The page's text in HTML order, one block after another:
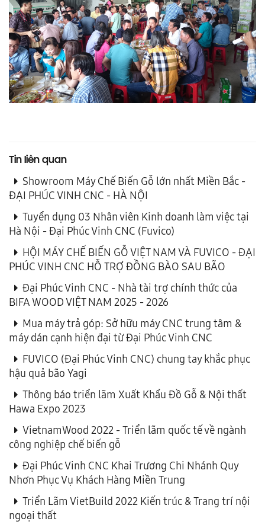
Tin liên quan
Showroom Máy Chế Biến Gỗ lớn nhất Miền Bắc -
ĐẠI PHÚC VINH CNC - HÀ NỘI
Tuyển dụng 03 Nhân viên Kinh doanh làm việc tại
Hà Nội - Đại Phúc Vinh CNC (Fuvico)
HỘI MÁY CHẾ BIẾN GỖ VIỆT NAM VÀ FUVICO - ĐẠI
PHÚC VINH CNC HỖ TRỢ ĐỒNG BÀO SAU BÃO
Đại Phúc Vinh CNC - Nhà tài trợ chính thức của
BIFA WOOD VIỆT NAM 2025 - 2026
Mua máy trả góp: Sở hữu máy CNC trung tâm &
máy dán cạnh hiện đại từ Đại Phúc Vinh CNC
FUVICO (Đại Phúc Vinh CNC) chung tay khắc phục
hậu quả bão Yagi
Thông báo triển lãm Xuất Khẩu Đồ Gỗ & Nội thất
Hawa Expo 2023
VietnamWood 2022 - Triển lãm quốc tế về ngành
công nghiệp chế biến gỗ
Đại Phúc Vinh CNC Khai Trương Chi Nhánh Quy
Nhơn Phục Vụ Khách Hàng Miền Trung
Triển Lãm VietBuild 2022 Kiến trúc & Trang trí nội
ngoại thất